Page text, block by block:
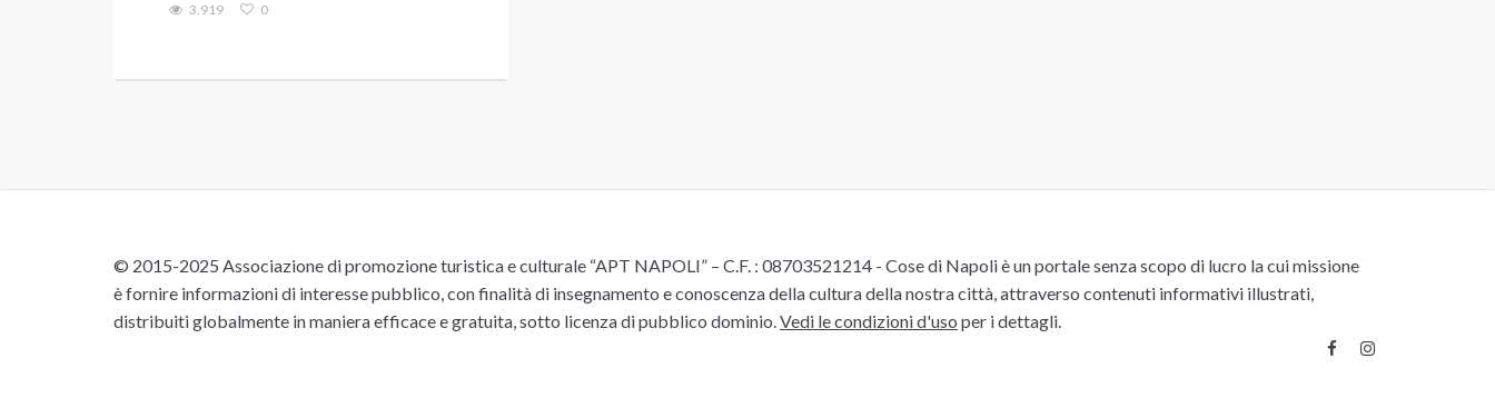
3.919 0
© 2015-2025 Associazione di promozione turistica e culturale “APT NAPOLI” – C.F. : 08703521214 - Cose di Napoli è un portale senza scopo di lucro la cui missione
è fornire informazioni di interesse pubblico, con finalità di insegnamento e conoscenza della cultura della nostra città, attraverso contenuti informativi illustrati,
distribuiti globalmente in maniera efficace e gratuita, sotto licenza di pubblico dominio.Vedi le condizioni d'uso per i dettagli.